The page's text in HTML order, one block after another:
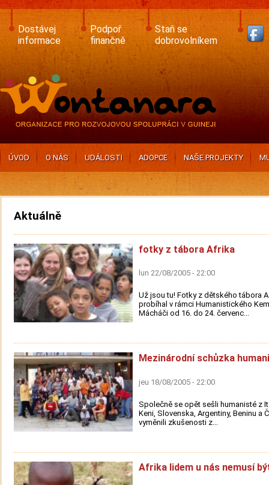
Skip
main
content
Dostávej
informace
Podpoř
finančně
Staň se
dobrovolníkem
ÚVOD O NÁS UDÁLOSTI ADOPCE NAŠE PROJEKTY
Aktuálně
fotky z tábora Afrika
lun 22/08/2005 - 22:00
Už jsou tu! Fotky z dětského tábora
probíhal v rámci Humanistického
Mácháči od 16. do 24. červenc...
Mezinárodní schůzka
jeu 18/08/2005 - 22:00
Společně se opět sešli humanisté z
Keni, Slovenska, Argentiny, Beninu a
vyměnili zkušenosti z...
Afrika lidem u nás nemusí